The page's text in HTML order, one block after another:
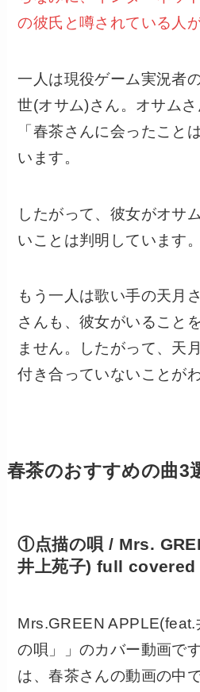
の彼氏と噂されている人
一人は現役ゲーム実況者
世(オサム)さん。オサム
「春茶さんに会ったこと
います。
したがって、彼女がオサ
いことは判明しています。
もう一人は歌い手の天月
さんも、彼女がいること
ません。したがって、天
付き合っていないことが
春茶のおすすめの曲3
①点描の唄 / Mrs.
井上苑子) full covered
Mrs.GREEN APPLE(feat.
の唄」」のカバー動画で
は、春茶さんの動画の中